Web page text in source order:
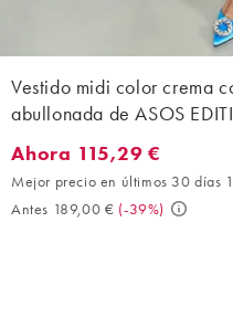
Vestido midi color crema
abullonada de ASOS
Ahora 115,29 €. Mejor
Ahora 115,29 €
Mejor precio en últimos 30 días
Antes 189,00 € (-39%)